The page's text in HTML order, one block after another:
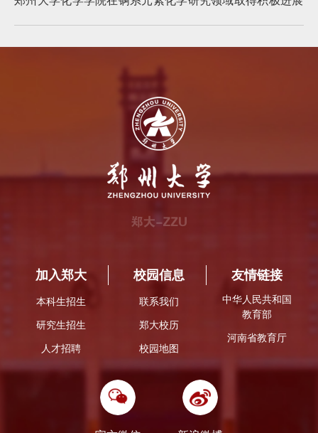
加入郑大
本科生招生
研究生招生
人才招聘
校园信息
联系我们
郑大校历
校园地图
友情链接
中华人民共和国
教育部
河南省教育厅